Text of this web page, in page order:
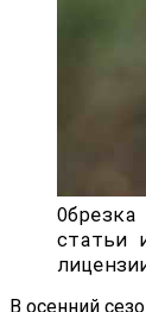
статьи
В осенний